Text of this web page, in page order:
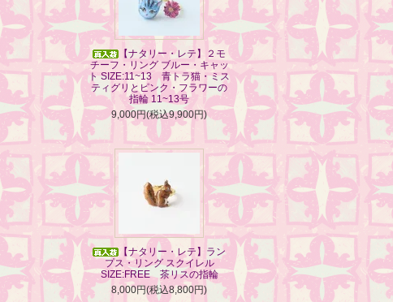
【ナタリー・レテ】２モ
チーフ・リング ブルー・キャッ
ト SIZE:11~13 青トラ猫・ミス
ティグリとピンク・フラワーの
指輪 11~13号
9,000円(税込9,900円)
【ナタリー・レテ】ラン
プス・リング スクイレル
SIZE:FREE 茶リスの指輪
8,000円(税込8,800円)